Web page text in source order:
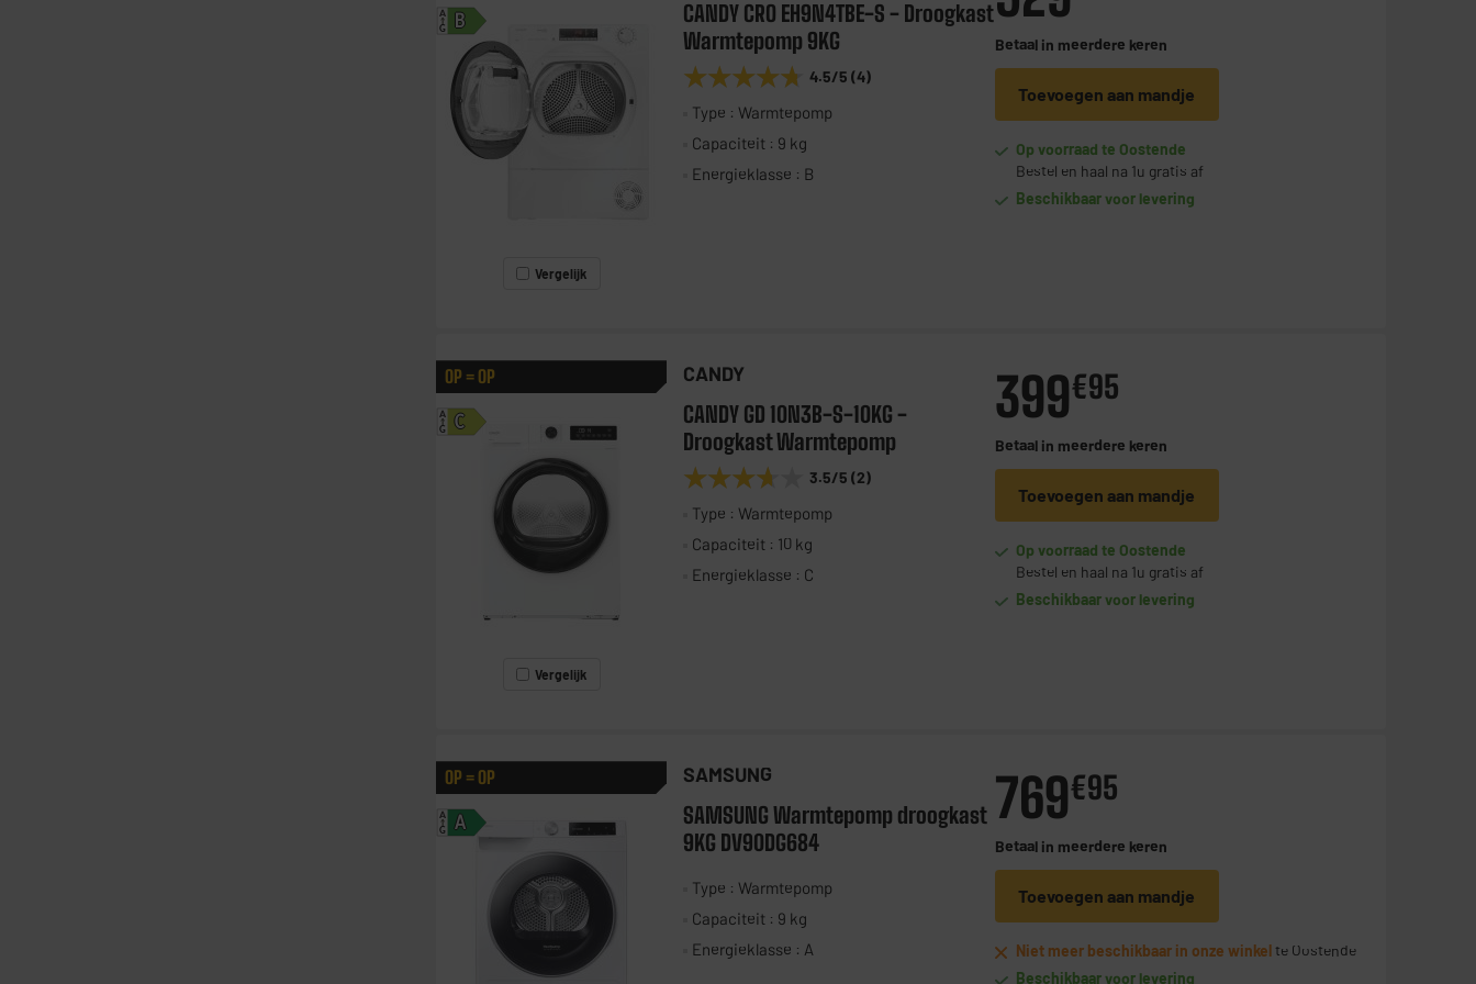
B
A
G
Vergelijk
CANDY CRO EH9N4TBE-S - Droogkast
Warmtepomp 9KG
★★★★★
★★★★★ 4.5/5 (4)
Type : Warmtepomp
Capaciteit : 9 kg
Energieklasse : B
Betaal in meerdere keren
Toevoegen aan mandje
Op voorraad te Oostende
Bestel en haal na 1u gratis af
Beschikbaar voor levering
OP = OP
C
A
G
Vergelijk
CANDY
CANDY GD 10N3B-S-10KG -
Droogkast Warmtepomp
★★★★★
★★★★★ 3.5/5 (2)
Type : Warmtepomp
Capaciteit : 10 kg
Energieklasse : C
399€95
Betaal in meerdere keren
Toevoegen aan mandje
Op voorraad te Oostende
Bestel en haal na 1u gratis af
Beschikbaar voor levering
OP = OP
A
A
G
SAMSUNG
SAMSUNG Warmtepomp droogkast
9KG DV90DG684
Type : Warmtepomp
Capaciteit : 9 kg
Energieklasse : A
769€95
Betaal in meerdere keren
Toevoegen aan mandje
Niet meer beschikbaar in onze winkel te Oostende
Beschikbaar voor levering